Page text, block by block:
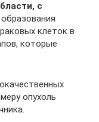
с
клеток в
которые
опухоль